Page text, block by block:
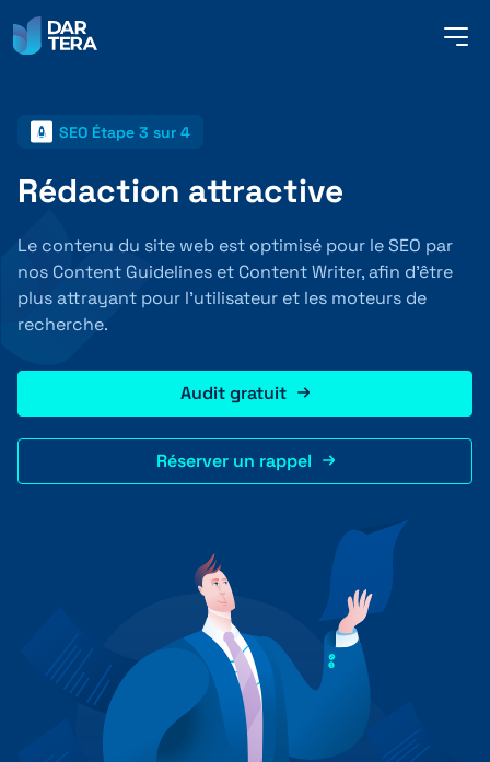
SERVICES
À PROPOS DE NOUS
FRANÇAIS
+41 31 552 00 72
Envoyer un message 💌
SEO Étape 3 sur 4
Rédaction attractive
Le contenu du site web est optimisé pour le SEO par
nos Content Guidelines et Content Writer, afin d’être
plus attrayant pour l’utilisateur et les moteurs de
recherche.
Audit gratuit
Réserver un rappel